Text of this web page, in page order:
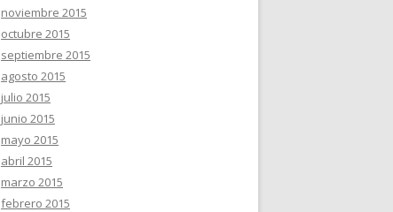
noviembre 2015
octubre 2015
septiembre 2015
agosto 2015
julio 2015
junio 2015
mayo 2015
abril 2015
marzo 2015
febrero 2015